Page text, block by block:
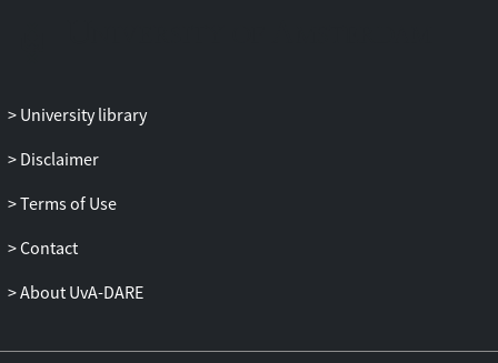
University library
Disclaimer
Terms of Use
Contact
About UvA-DARE